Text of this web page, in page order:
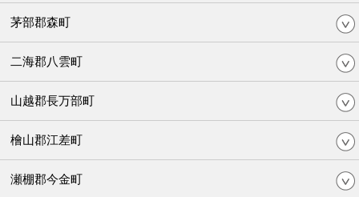
茅部郡森町
二海郡八雲町
山越郡長万部町
檜山郡江差町
瀬棚郡今金町